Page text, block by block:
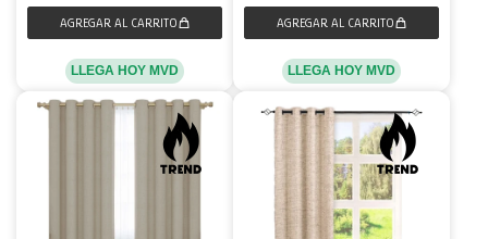
LLEGA HOY MVD LLEGA HOY MVD